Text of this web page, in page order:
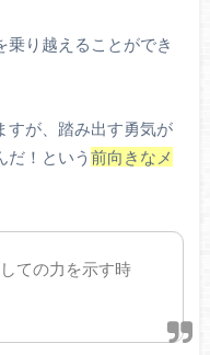
り越えることができ
すが、踏み出す勇気が
だ！という 前向きなメ
ての力を示す時